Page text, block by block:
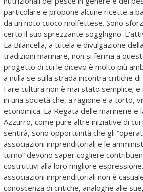
particolare e propone alcune ricette a
da un noto cuoco molfettese. Sono
certo il suo sprezzante sogghigno.
La Bilancella, a tutela e divulgazione
tradizioni marinare, non si ferma a
progetto di cui le dicevo è molto più
a nulla se sulla strada incontra critiche di
Fare cultura non è mai stato semplice; e
in una società che, a ragione e a torto,
economica. La Regata delle marinerie e
Azzurro, come pure altre iniziative di
sentirà, sono opportunità che gli
associazioni imprenditoriali e le
turno” devono saper cogliere
costruttivi alla loro migliore
associazioni imprenditoriali non è
conoscenza di critiche, analoghe alle